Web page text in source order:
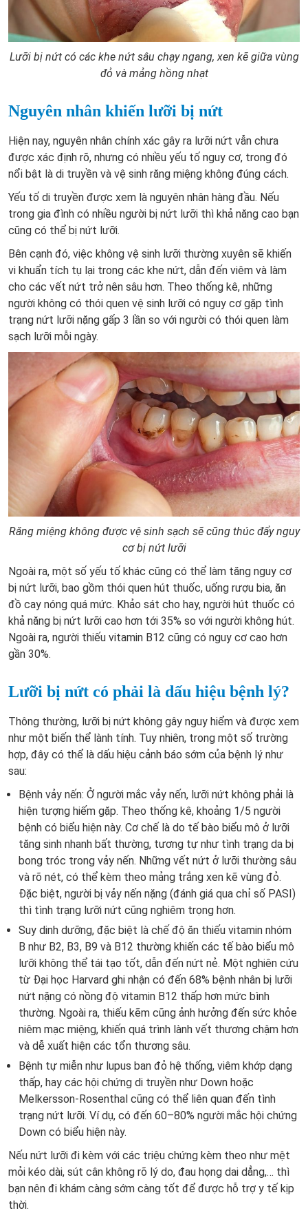
Lưỡi bị nứt có các khe nứt sâu chạy ngang, xen kẽ giữa vùng
đỏ và mảng hồng nhạt
Nguyên nhân khiến lưỡi bị nứt
Hiện nay, nguyên nhân chính xác gây ra lưỡi nứt vẫn chưa
được xác định rõ, nhưng có nhiều yếu tố nguy cơ, trong đó
nổi bật là di truyền và vệ sinh răng miệng không đúng cách.
Yếu tố di truyền được xem là nguyên nhân hàng đầu. Nếu
trong gia đình có nhiều người bị nứt lưỡi thì khả năng cao bạn
cũng có thể bị nứt lưỡi.
Bên cạnh đó, việc không vệ sinh lưỡi thường xuyên sẽ khiến
vi khuẩn tích tụ lại trong các khe nứt, dẫn đến viêm và làm
cho các vết nứt trở nên sâu hơn. Theo thống kê, những
người không có thói quen vệ sinh lưỡi có nguy cơ gặp tình
trạng nứt lưỡi nặng gấp 3 lần so với người có thói quen làm
sạch lưỡi mỗi ngày.
Răng miệng không được vệ sinh sạch sẽ cũng thúc đẩy nguy
cơ bị nứt lưỡi
Ngoài ra, một số yếu tố khác cũng có thể làm tăng nguy cơ
bị nứt lưỡi, bao gồm thói quen hút thuốc, uống rượu bia, ăn
đồ cay nóng quá mức. Khảo sát cho hay, người hút thuốc có
khả năng bị nứt lưỡi cao hơn tới 35% so với người không hút.
Ngoài ra, người thiếu vitamin B12 cũng có nguy cơ cao hơn
gần 30%.
Lưỡi bị nứt có phải là dấu hiệu bệnh lý?
Thông thường, lưỡi bị nứt không gây nguy hiểm và được xem
như một biến thể lành tính. Tuy nhiên, trong một số trường
hợp, đây có thể là dấu hiệu cảnh báo sớm của bệnh lý như
sau:
Bệnh vảy nến: Ở người mắc vảy nến, lưỡi nứt không phải là
hiện tượng hiếm gặp. Theo thống kê, khoảng 1/5 người
bệnh có biểu hiện này. Cơ chế là do tế bào biểu mô ở lưỡi
tăng sinh nhanh bất thường, tương tự như tình trạng da bị
bong tróc trong vảy nến. Những vết nứt ở lưỡi thường sâu
và rõ nét, có thể kèm theo mảng trắng xen kẽ vùng đỏ.
Đặc biệt, người bị vảy nến nặng (đánh giá qua chỉ số PASI)
thì tình trạng lưỡi nứt cũng nghiêm trọng hơn.
Suy dinh dưỡng, đặc biệt là chế độ ăn thiếu vitamin nhóm
B như B2, B3, B9 và B12 thường khiến các tế bào biểu mô
lưỡi không thể tái tạo tốt, dẫn đến nứt nẻ. Một nghiên cứu
từ Đại học Harvard ghi nhận có đến 68% bệnh nhân bị lưỡi
nứt nặng có nồng độ vitamin B12 thấp hơn mức bình
thường. Ngoài ra, thiếu kẽm cũng ảnh hưởng đến sức khỏe
niêm mạc miệng, khiến quá trình lành vết thương chậm hơn
và dễ xuất hiện các tổn thương sâu.
Bệnh tự miễn như lupus ban đỏ hệ thống, viêm khớp dạng
thấp, hay các hội chứng di truyền như Down hoặc
Melkersson-Rosenthal cũng có thể liên quan đến tình
trạng nứt lưỡi. Ví dụ, có đến 60–80% người mắc hội chứng
Down có biểu hiện này.
Nếu nứt lưỡi đi kèm với các triệu chứng kèm theo như mệt
mỏi kéo dài, sút cân không rõ lý do, đau họng dai dẳng,… thì
bạn nên đi khám càng sớm càng tốt để được hỗ trợ y tế kịp
thời.